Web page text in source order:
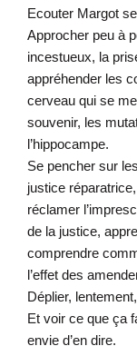
Ecouter Margot
Approcher peu à
incestueux, la
appréhender les
cerveau qui se
souvenir, les
l’hippocampe.
Se pencher sur
justice
réclamer
de la justice,
comprendre
l’effet des
Déplier,
Et voir ce que ça
envie d’en dire.